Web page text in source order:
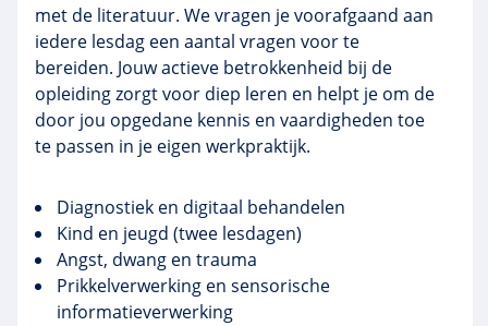
met de literatuur. We vragen je voorafgaand aan
iedere lesdag een aantal vragen voor te
bereiden. Jouw actieve betrokkenheid bij de
opleiding zorgt voor diep leren en helpt je om de
door jou opgedane kennis en vaardigheden toe
te passen in je eigen werkpraktijk.
Diagnostiek en digitaal behandelen
Kind en jeugd (twee lesdagen)
Angst, dwang en trauma
Prikkelverwerking en sensorische
informatieverwerking